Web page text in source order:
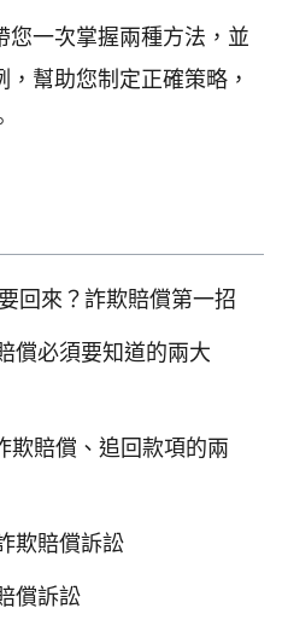
您一次掌握兩種方法，並
幫助您制定正確策略，
回來？詐欺賠償第一招
償必須要知道的兩大
欺賠償、追回款項的兩
欺賠償訴訟
償訴訟